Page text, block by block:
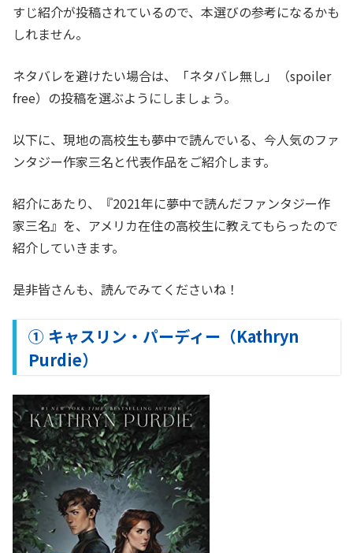
すじ紹介が投稿されているので、本選びの参考になるかも
しれません。
ネタバレを避けたい場合は、「ネタバレ無し」（spoiler
free）の投稿を選ぶようにしましょう。
以下に、現地の高校生も夢中で読んでいる、今人気のファ
ンタジー作家三名と代表作品をご紹介します。
紹介にあたり、『2021年に夢中で読んだファンタジー作
家三名』を、アメリカ在住の高校生に教えてもらったので
紹介していきます。
是非皆さんも、読んでみてくださいね！
① キャスリン・パーディー（Kathryn
Purdie）